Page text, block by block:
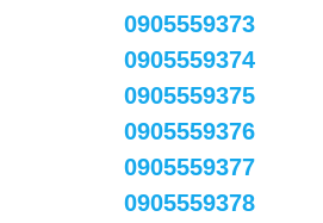
0905559373
0905559374
0905559375
0905559376
0905559377
0905559378